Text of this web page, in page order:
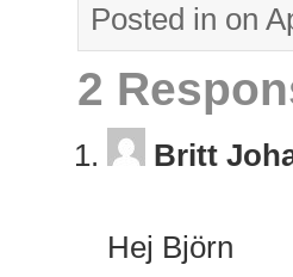
Posted in on
2
Britt
Hej Björn